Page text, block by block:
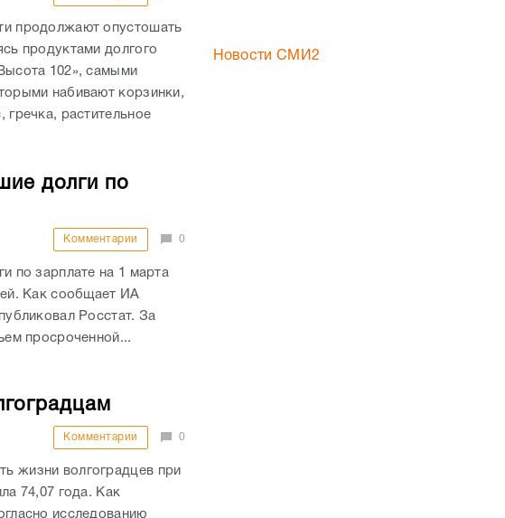
продолжают опустошать
продуктами долгого
102», самыми
набивают корзинки,
растительное
долги по
Комментарии 0
по зарплате на 1 марта
Как сообщает ИА
Росстат. За
просроченной...
Комментарии 0
жизни волгоградцев при
74,07 года. Как
исследованию
Новости СМИ2